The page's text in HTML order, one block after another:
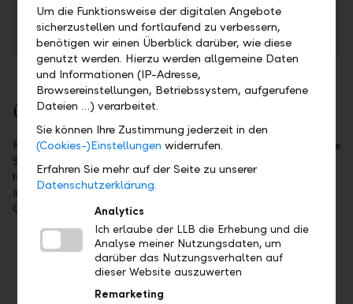
Sponsoringanfrage starten
Übersicht Sponsoring-Engagements
Für die Positionierung und die Visibilität der LLB spielen unsere
Sponsoringengagements eine zentrale Rolle. Der Fokus liegt
hierbei auf den Themenfeldern Sport, Kultur und Kompetenz.
In all diesen Bereichen unterstützen wir diverse Projekte und
Organisationen.
Um die Funktionsweise der digitalen Angebote
sicherzustellen und fortlaufend zu verbessern,
benötigen wir einen Überblick darüber, wie diese
genutzt werden. Hierzu werden allgemeine Daten
und Informationen (IP-Adresse,
Browsereinstellungen, Betriebssystem, aufgerufene
Dateien …) verarbeitet.
Sie können Ihre Zustimmung jederzeit in den
(Cookies-)Einstellungen widerrufen.
Erfahren Sie mehr auf der Seite zu unserer
Datenschutzerklärung.
Analytics
Ich erlaube der LLB die Erhebung und die
Analyse meiner Nutzungsdaten, um
darüber das Nutzungsverhalten auf
dieser Website auszuwerten
Remarketing